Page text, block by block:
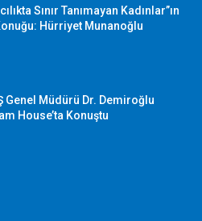
Sınır Tanımayan Kadınlar”ın
Hürriyet Munanoğlu
Genel Müdürü Dr. Demiroğlu
House’ta Konuştu